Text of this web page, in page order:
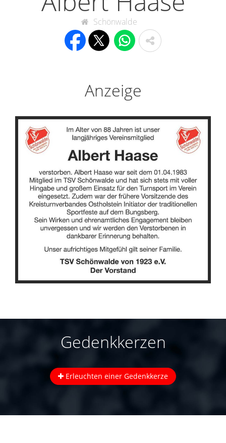
Schönwalde
Anzeige
Gedenkkerzen
Erleuchten einer Gedenkkerze